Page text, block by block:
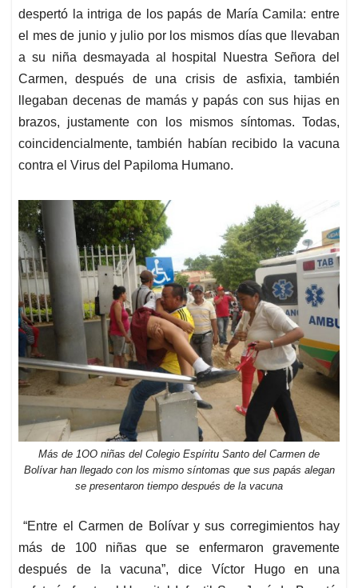
despertó la intriga de los papás de María Camila: entre
el mes de junio y julio por los mismos días que llevaban
a su niña desmayada al hospital Nuestra Señora del
Carmen, después de una crisis de asfixia, también
llegaban decenas de mamás y papás con sus hijas en
brazos, justamente con los mismos síntomas. Todas,
coincidencialmente, también habían recibido la vacuna
contra el Virus del Papiloma Humano.
Más de 1OO niñas del Colegio Espíritu Santo del Carmen de
Bolívar han llegado con los mismo síntomas que sus papás alegan
se presentaron tiempo después de la vacuna
“Entre el Carmen de Bolívar y sus corregimientos hay
más de 100 niñas que se enfermaron gravemente
después de la vacuna”, dice Víctor Hugo en una